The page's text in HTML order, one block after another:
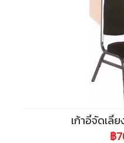
เก้าอี้จัดเลี้
฿